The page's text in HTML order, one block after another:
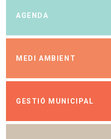
AGENDA
MEDI AMBIENT
GESTIÓ MUNICIPAL